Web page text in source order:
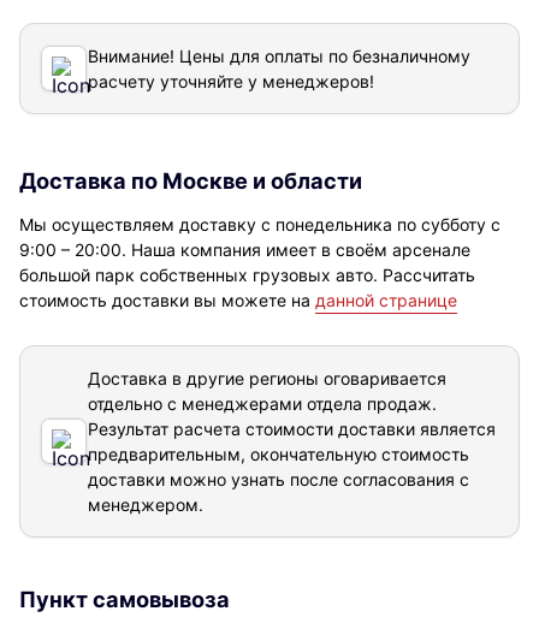
Внимание! Цены для оплаты по безналичному
расчету уточняйте у менеджеров!
Доставка по Москве и области
Мы осуществляем доставку с понедельника по субботу с
9:00 – 20:00. Наша компания имеет в своём арсенале
большой парк собственных грузовых авто. Рассчитать
стоимость доставки вы можете на данной странице
Доставка в другие регионы оговаривается
отдельно с менеджерами отдела продаж.
Результат расчета стоимости доставки является
предварительным, окончательную стоимость
доставки можно узнать после согласования с
менеджером.
Пункт самовывоза